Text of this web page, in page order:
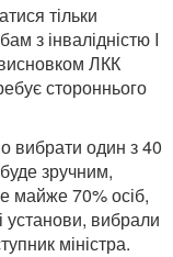
тільки
з інвалідністю I
ЛКК
стороннього
вибрати один з 40
зручним,
майже 70% осіб,
установи, вибрали
міністра.